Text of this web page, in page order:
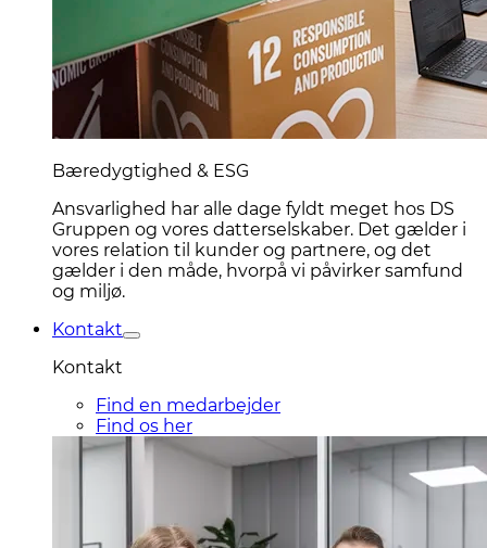
Bæredygtighed & ESG
Ansvarlighed har alle dage fyldt meget hos DS
Gruppen og vores datterselskaber. Det gælder i
vores relation til kunder og partnere, og det
gælder i den måde, hvorpå vi påvirker samfund
og miljø.
Kontakt
Kontakt
Find en medarbejder
Find os her